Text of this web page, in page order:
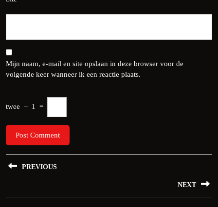
Mijn naam, e-mail en site opslaan in deze browser voor de
volgende keer wanneer ik een reactie plaats.
twee − 1 =
Bericht
PREVIOUS
post:
NEXT
Next